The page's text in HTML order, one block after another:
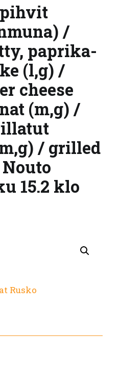
/
paprika-
(l,g) /
cheese
(m,g) /
/ grilled
15.2 klo
Rusko